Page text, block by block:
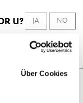
Über Cookies
U? JA NO